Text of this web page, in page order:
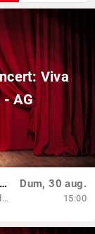
Viva
- AG
André Rieu's 2026 Summer Concert: Viva Maastricht! - PREMIERĂ - AG
Sala Mare de Spectacole ,,Radu Beligan'' Ateneul din Iași
Dum, 30 aug.
15:00